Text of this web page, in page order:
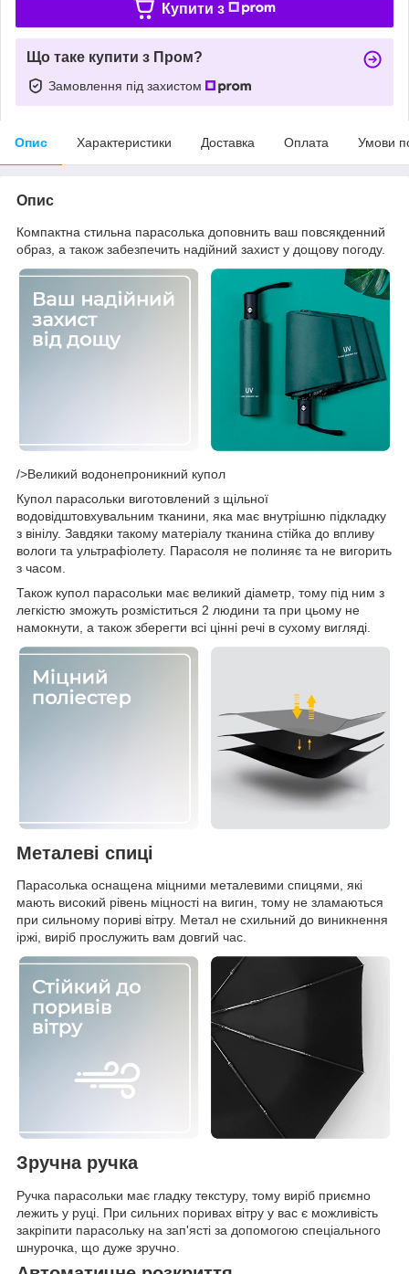
Купити з
Що таке купити з Пром?
Замовлення під захистом
Опис Характеристики Доставка Оплата Умови
Опис
Компактна стильна парасолька доповнить ваш повсякденний
образ, а також забезпечить надійний захист у дощову погоду.
/>Великий водонепроникний купол
Купол парасольки виготовлений з щільної
водовідштовхувальним тканини, яка має внутрішню підкладку
з вінілу. Завдяки такому матеріалу тканина стійка до впливу
вологи та ультрафіолету. Парасоля не полиняє та не вигорить
з часом.
Також купол парасольки має великий діаметр, тому під ним з
легкістю зможуть розміститься 2 людини та при цьому не
намокнути, а також зберегти всі цінні речі в сухому вигляді.
Металеві спиці
Парасолька оснащена міцними металевими спицями, які
мають високий рівень міцності на вигин, тому не зламаються
при сильному пориві вітру. Метал не схильний до виникнення
іржі, виріб прослужить вам довгий час.
Зручна ручка
Ручка парасольки має гладку текстуру, тому виріб приємно
лежить у руці. При сильних поривах вітру у вас є можливість
закріпити парасольку на зап'ясті за допомогою спеціального
шнурочка, що дуже зручно.